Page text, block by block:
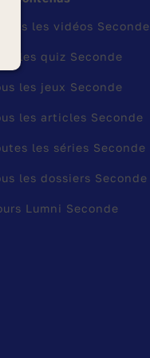
les vidéos Seconde
les quiz Seconde
les jeux Seconde
les articles Seconde
les séries Seconde
les dossiers Seconde
Lumni Seconde